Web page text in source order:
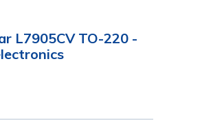
L7905CV TO-220 -